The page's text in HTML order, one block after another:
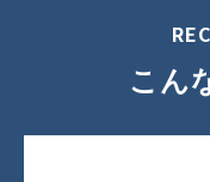
こん